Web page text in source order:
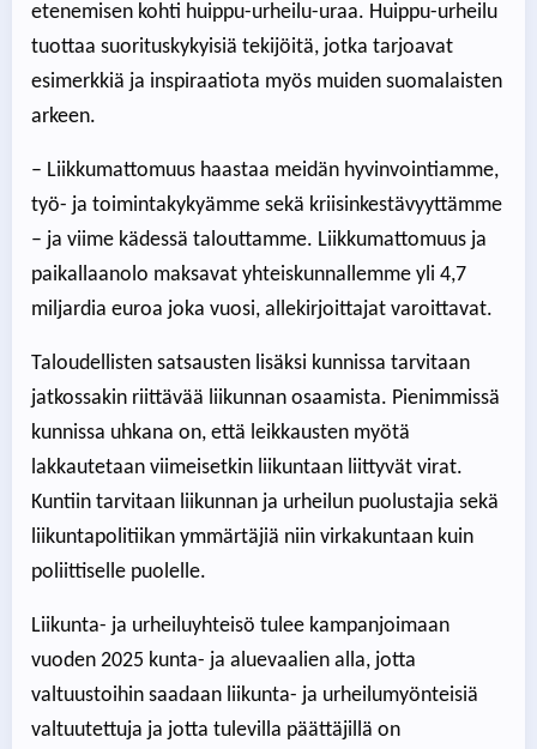
etenemisen kohti huippu-urheilu-uraa. Huippu-urheilu
tuottaa suorituskykyisiä tekijöitä, jotka tarjoavat
esimerkkiä ja inspiraatiota myös muiden suomalaisten
arkeen.
– Liikkumattomuus haastaa meidän hyvinvointiamme,
työ- ja toimintakykyämme sekä kriisinkestävyyttämme
– ja viime kädessä talouttamme. Liikkumattomuus ja
paikallaanolo maksavat yhteiskunnallemme yli 4,7
miljardia euroa joka vuosi, allekirjoittajat varoittavat.
Taloudellisten satsausten lisäksi kunnissa tarvitaan
jatkossakin riittävää liikunnan osaamista. Pienimmissä
kunnissa uhkana on, että leikkausten myötä
lakkautetaan viimeisetkin liikuntaan liittyvät virat.
Kuntiin tarvitaan liikunnan ja urheilun puolustajia sekä
liikuntapolitiikan ymmärtäjiä niin virkakuntaan kuin
poliittiselle puolelle.
Liikunta- ja urheiluyhteisö tulee kampanjoimaan
vuoden 2025 kunta- ja aluevaalien alla, jotta
valtuustoihin saadaan liikunta- ja urheilumyönteisiä
valtuutettuja ja jotta tulevilla päättäjillä on